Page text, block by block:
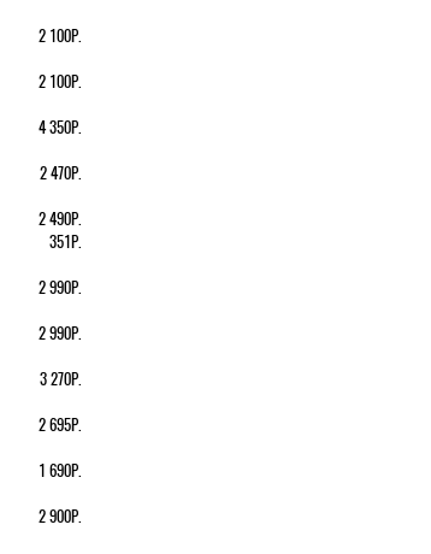
2 100Р.
2 100Р.
4 350Р.
2 470Р.
2 490Р.
351Р.
2 990Р.
2 990Р.
3 270Р.
2 695Р.
1 690Р.
2 900Р.